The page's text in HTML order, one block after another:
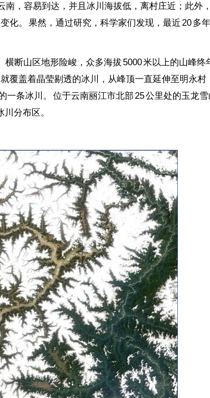
，容易到达，并且冰川海拔低，离村庄近；此外
化。 果然，通过研究，科学家们发现，最近 20 多
断山区地形险峻，众多海拔 5000 米以上的山峰终
覆盖着晶莹剔透的冰川，从峰顶一直延伸至明永村
条冰川。 位于云南丽江市北部 25 公里处的玉龙
分布区。